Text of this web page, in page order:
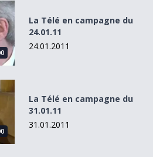
24.01.11
La Télé en campagne du
24.01.11
24.01.2011
La Télé en campagne du
31.01.11
31.01.2011